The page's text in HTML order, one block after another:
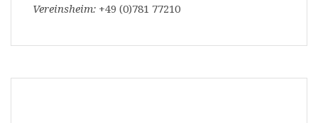
Vereinsheim: +49 (0)781 77210